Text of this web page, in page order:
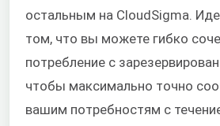
остальным на CloudSigma.
том, что вы можете гибко
потребление с
чтобы максимально точно
вашим потребностям с